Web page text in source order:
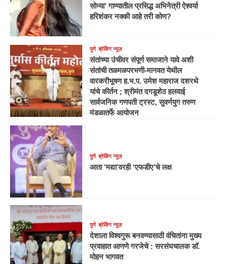
सोन्या’ गाण्यातील प्रसिद्ध अभिनेत्री ऐश्वर्या
हरिशंकर नक्की आहे तरी कोण?
पुणे ब्रेकिंग न्यूज़
संतांच्या उंचीवर संपूर्ण समाजाने यावे अशी
संतांची तळमळपरभणी-मानवत येथील
वारकरीभूषण ह.भ.प. उमेश महाराज दशरथे
यांचे कीर्तन ; श्रीमंत दगडूशेठ हलवाई
सार्वजनिक गणपती ट्रस्ट, सुवर्णयुग तरुण
मंडळातर्फे आयोजन
पुणे ब्रेकिंग न्यूज़
आता ‘मद्या’वरही ‘एफडीए’चे लक्ष
पुणे ब्रेकिंग न्यूज़
देशाला विश्वगुरू बनवण्यासाठी वंचितांना मुख्य
प्रवाहात आणणे गरजेचे : सरसंघचालक डाॅ.
मोहन भागवत